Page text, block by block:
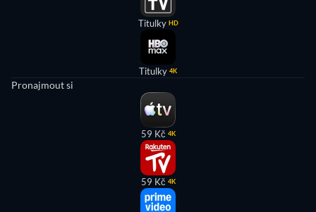
Titulky HD
Titulky 4K
Pronajmout si
59 Kč 4K
59 Kč 4K